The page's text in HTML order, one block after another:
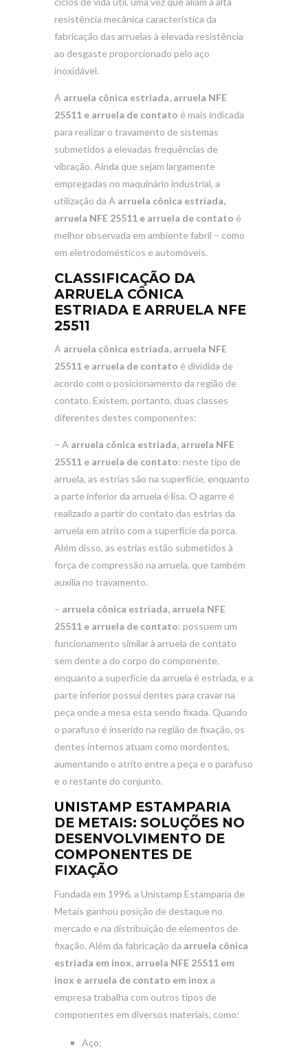
resistência mecânica característica da
fabricação das arruelas à elevada resistência
ao desgaste proporcionado pelo aço
inoxidável.
A arruela cônica estriada, arruela NFE
25511 e arruela de contato é mais indicada
para realizar o travamento de sistemas
submetidos a elevadas frequências de
vibração. Ainda que sejam largamente
empregadas no maquinário industrial, a
utilização da A arruela cônica estriada,
arruela NFE 25511 e arruela de contato é
melhor observada em ambiente fabril – como
em eletrodomésticos e automóveis.
CLASSIFICAÇÃO DA
ARRUELA CÔNICA
ESTRIADA E ARRUELA NFE
25511
A arruela cônica estriada, arruela NFE
25511 e arruela de contato é dividida de
acordo com o posicionamento da região de
contato. Existem, portanto, duas classes
diferentes destes componentes:
– A arruela cônica estriada, arruela NFE
25511 e arruela de contato: neste tipo de
arruela, as estrias são na superfície, enquanto
a parte inferior da arruela é lisa. O agarre é
realizado a partir do contato das estrias da
arruela em atrito com a superfície da porca.
Além disso, as estrias estão submetidos à
força de compressão na arruela, que também
auxilia no travamento.
– arruela cônica estriada, arruela NFE
25511 e arruela de contato: possuem um
funcionamento similar à arruela de contato
sem dente a do corpo do componente,
enquanto a superfície da arruela é estriada, e a
parte inferior possuí dentes para cravar na
peça onde a mesa esta sendo fixada. Quando
o parafuso é inserido na região de fixação, os
dentes internos atuam como mordentes,
aumentando o atrito entre a peça e o parafuso
e o restante do conjunto.
UNISTAMP ESTAMPARIA
DE METAIS: SOLUÇÕES NO
DESENVOLVIMENTO DE
COMPONENTES DE
FIXAÇÃO
Fundada em 1996, a Unistamp Estamparia de
Metais ganhou posição de destaque no
mercado e na distribuição de elementos de
fixação. Além da fabricação da arruela cônica
estriada em inox, arruela NFE 25511 em
inox e arruela de contato em inox a
empresa trabalha com outros tipos de
componentes em diversos materiais, como:
Aço;